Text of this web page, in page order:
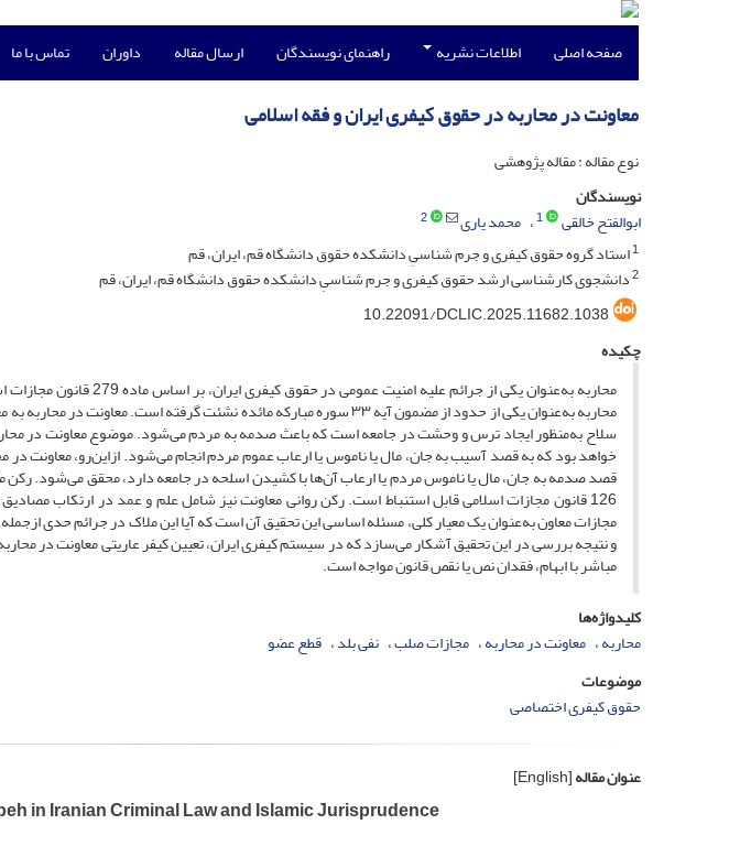
صفحه اصلی اطلاعات نشریه راهنمای نویسندگان ارسال مقاله داوران تماس با ما
معاونت در محاربه در حقوق کیفری ایران و فقه اسلامی
نوع مقاله : مقاله پژوهشی
نویسندگان
ابوالفتح خالقی
1 محمد یاری
2
1استاد گروه حقوق کیفری و جرم شناسیِ دانشکده حقوق دانشگاه قم، ایران، قم
2دانشجوی کارشناسی ارشد حقوق کیفری و جرم شناسیِ دانشکده حقوق دانشگاه قم، ایران، قم
10.22091/DCLIC.2025.11682.1038
چکیده
محاربه به‌عنوان یکی از جرائم
محاربه به‌عنوان یکی از حدود از مضمون آیه ۳۳ سوره مبارکه مائده نشئت گرفته
سلاح به‌منظور ایجاد ترس و وحشت در جامعه است که باعث صدمه به مردم میشود. موضوع معاونت در
خواهد بود که به قصد آسیب به جان، مال یا ناموس یا ارعاب عموم مردم انجام میشود. ازاین‌رو، معاونت
قصد صدمه به جان، مال یا ناموس مردم یا ارعاب آن‌ها با کشیدن اسلحه در جامعه دارد، محقق میشود. رکن
126 قانون مجازات اسلامی قابل استنباط است. رکن روانی معاونت نیز شامل علم و عمد در ارتکاب
مجازات معاون به‌عنوان یک معیار کلی، مسئله اساسی این تحقیق آن است که آیا این ملاک در جرائم حدی
و نتیجه بررسی در این تحقیق آشکار میسازد که در سیستم کیفری ایران، تعیین کیفر عاریتی معاونت در
مباشر با ابهام، فقدان نص یا نقص قانون مواجه است.
کلیدواژه‌ها
محاربه معاونت در محاربه مجازات صلب نفی بلد قطع عضو
موضوعات
حقوق کیفری اختصاصی
عنوان مقاله[English]
in Iranian Criminal Law and Islamic Jurisprudence